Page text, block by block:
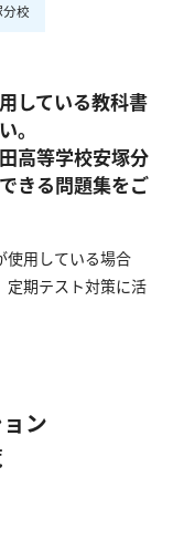
校
している教科書
。
高等学校安塚分
きる問題集をご
使用している場合
定期テスト対策に活
ン